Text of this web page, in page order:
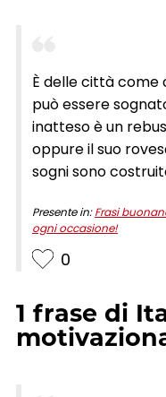
È delle città come
può essere
inatteso è un
oppure il suo
sogni sono
Presente in:Frasi
ogni occasione!
0
1 frase di